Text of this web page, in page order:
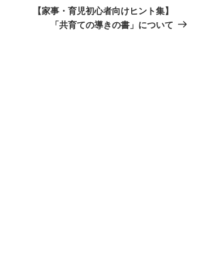
投
【家事・育児初心者向けヒント集】
「共育ての導きの書」について